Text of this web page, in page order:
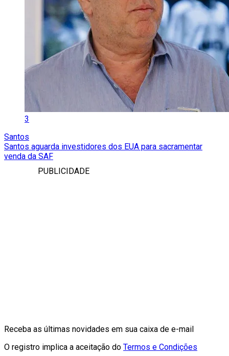
3
Santos
Santos aguarda investidores dos EUA para sacramentar
venda da SAF
PUBLICIDADE
Receba as últimas novidades em sua caixa de e-mail
O registro implica a aceitação do Termos e Condições